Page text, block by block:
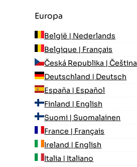
Europa
België | Nederlands
Belgique | Français
Česká Republika | Čeština
Deutschland | Deutsch
España | Español
Finland | English
Suomi | Suomalainen
France | Français
Ireland | English
Italia | Italiano